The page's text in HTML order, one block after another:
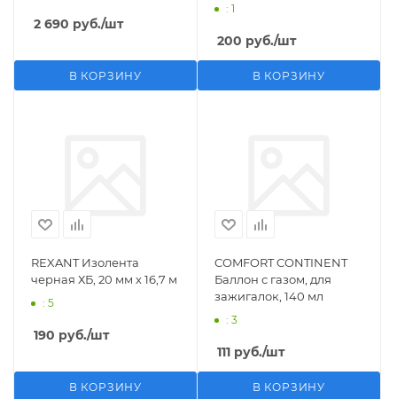
2 690 руб./шт
В КОРЗИНУ
: 1
200 руб./шт
В КОРЗИНУ
REXANT Изолента
черная ХБ, 20 мм х 16,7 м
: 5
190 руб./шт
В КОРЗИНУ
COMFORT CONTINENT
Баллон с газом, для
зажигалок, 140 мл
: 3
111 руб./шт
В КОРЗИНУ